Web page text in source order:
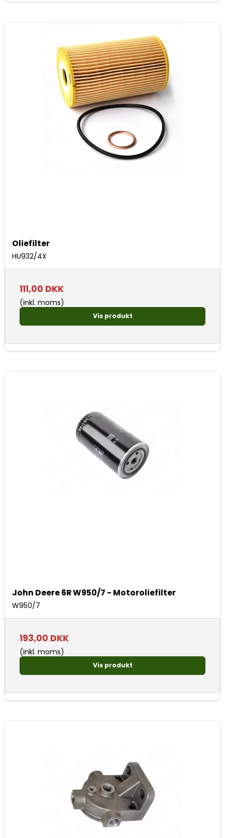
Oliefilter
HU932/4X
111,00 DKK
(inkl. moms)
Vis produkt
John Deere 6R W950/7 - Motoroliefilter
W950/7
193,00 DKK
(inkl. moms)
Vis produkt